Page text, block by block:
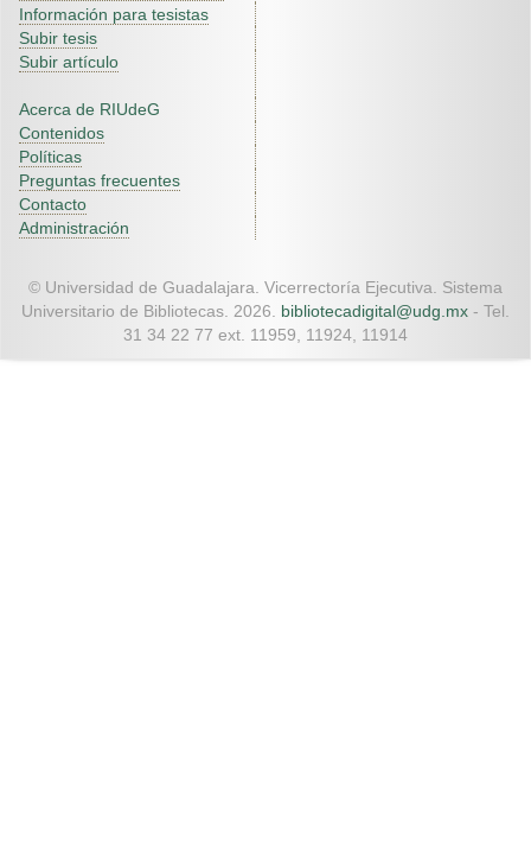
Información para tesistas
Subir tesis
Subir artículo
Acerca de RIUdeG
Contenidos
Políticas
Preguntas frecuentes
Contacto
Administración
© Universidad de Guadalajara. Vicerrectoría Ejecutiva. Sistema
Universitario de Bibliotecas. 2026. bibliotecadigital@udg.mx - Tel.
31 34 22 77 ext. 11959, 11924, 11914